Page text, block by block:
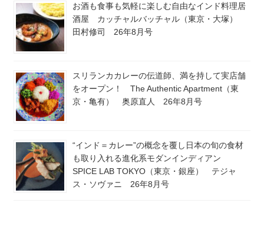
お酒も食事も気軽に楽しむ自由なインド料理居
酒屋 カッチャルバッチャル（東京・大塚）
田村修司 26年8月号
スリランカカレーの伝道師、満を持して実店舗
をオープン！ The Authentic Apartment（東
京・亀有） 奥原直人 26年8月号
“インド＝カレー”の概念を覆し日本の旬の食材
も取り入れる進化系モダンインディアン
SPICE LAB TOKYO（東京・銀座） テジャ
ス・ソヴァニ 26年8月号